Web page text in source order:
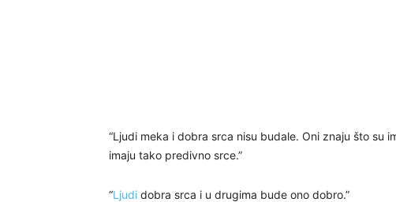
“Ljudi meka i dobra srca nisu budale. Oni znaju što su
imaju tako predivno srce.”
“Ljudi dobra srca i u drugima bude ono dobro.”